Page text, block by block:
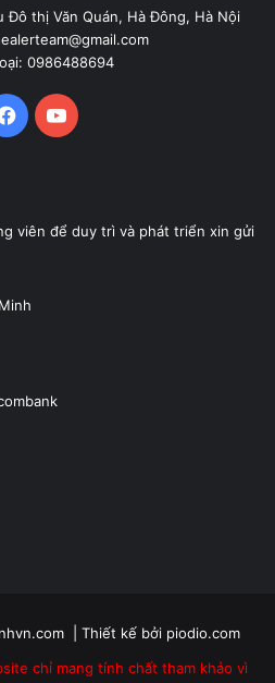
Đô thị Văn Quán, Hà Đông, Hà Nội
0986488694
FacebookYouTube
viên để duy trì và phát triển xin gửi
| Thiết kế bởi piodio.com
chỉ mang tính chất tham khảo vì